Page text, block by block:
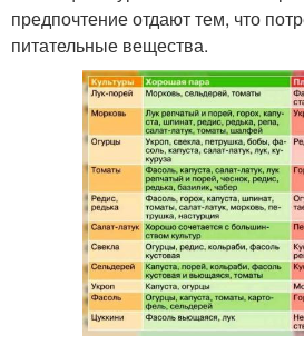
предпочтение отдают тем, что
питательные вещества.